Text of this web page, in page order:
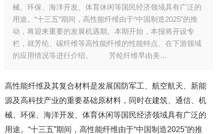
械、环保、海洋开发、体育休闲等国民经济领域具有广泛的
用途。“十三五”期间，高性能纤维由于“中国制造2025”的推
动，将迎来重要的发展机遇期。本期开始，本报将开设专
栏，就芳纶、碳纤维等高性能纤维的性能特点、在下游领域
的应用情况等进行介绍。 芳纶纤维早由美…
高性能纤维及其复合材料是发展国防军工、航空航天、新能
源及高科技产业的重要基础原材料，同时在建筑、通信、机
械、环保、海洋开发、体育休闲等国民经济领域具有广泛的
用途。“十三五”期间，高性能纤维由于“中国制造2025”的推